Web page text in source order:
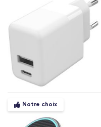
Notre choix